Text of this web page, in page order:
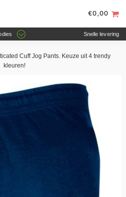
€0,00
Snelle levering
Cuff Jog Pants. Keuze uit 4 trendy
kleuren!